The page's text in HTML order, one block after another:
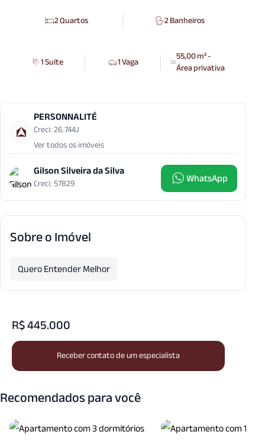
2 Quartos 2 Banheiros
1 Suíte 1 Vaga 55,00 m² -
Área privativa
PERSONNALITÉ
Creci: 26.744J
Ver todos os imóveis
Gilson Silveira da Silva
Creci: 57829 WhatsApp
Sobre o Imóvel
Quero Entender Melhor
R$ 445.000
Receber contato de um especialista
Recomendados para você